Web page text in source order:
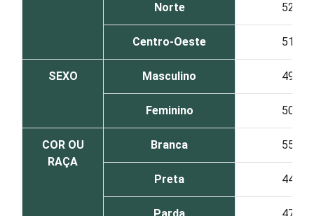
Norte 52
Centro-Oeste 51
SEXO Masculino 49
Feminino 50
COR OU
RAÇA
Branca 55
Preta 44